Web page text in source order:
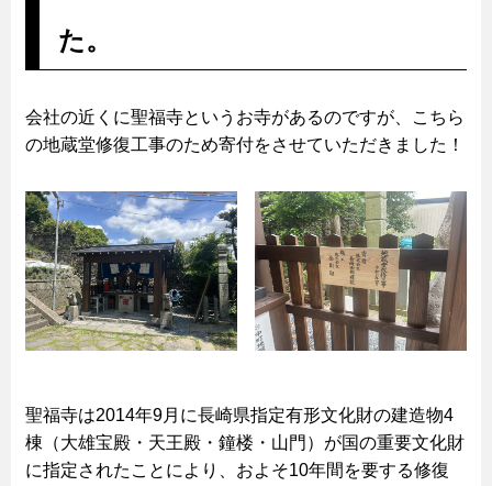
た。
会社の近くに聖福寺というお寺があるのですが、こちら
の地蔵堂修復工事のため寄付をさせていただきました！
聖福寺は2014年9月に長崎県指定有形文化財の建造物4
棟（大雄宝殿・天王殿・鐘楼・山門）が国の重要文化財
に指定されたことにより、およそ10年間を要する修復